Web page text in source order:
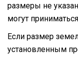
размеры не
могут
Если размер
установленным